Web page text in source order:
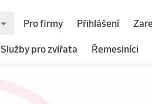
Pro firmy Přihlášení
Služby pro zvířata Řemeslníci